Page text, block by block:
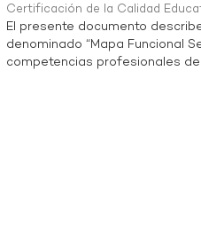
Certificación de la Calidad
El presente documento
denominado “Mapa Funcional
competencias profesionales del